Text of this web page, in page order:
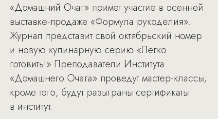
«Домашний Очаг» примет участие в осенней
выставке-продаже «Формула рукоделия».
Журнал представит свой октябрьский номер
и новую кулинарную серию «Легко
готовить!» Преподаватели Института
«Домашнего Очага» проведут мастер-классы,
кроме того, будут разыграны сертификаты
в институт.